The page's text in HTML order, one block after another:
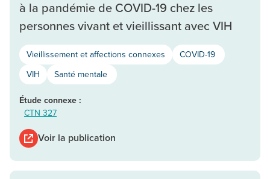
à la pandémie de COVID-19 chez les
personnes vivant et vieillissant avec VIH
Vieillissement et affections connexes
COVID-19
VIH
Santé mentale
Étude connexe :
CTN 327
Voir la publication